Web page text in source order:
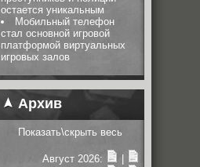
остается уникальным
Мобильный телефон
стал основной игровой
платформой виртуальных
игровых залов
Архив
Показать\скрыть весь
Август 2026: